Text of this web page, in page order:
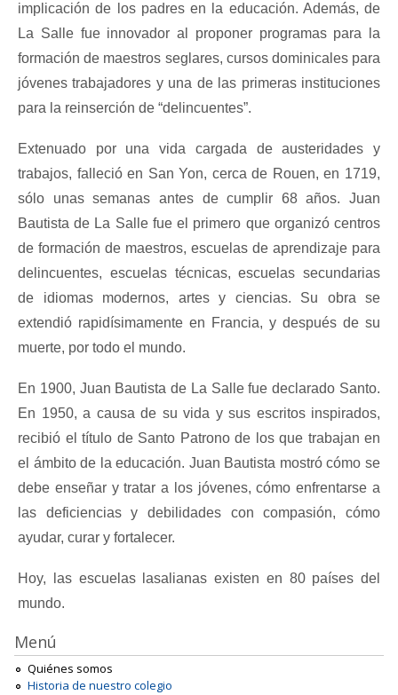
implicación de los padres en la educación. Además, de
La Salle fue innovador al proponer programas para la
formación de maestros seglares, cursos dominicales para
jóvenes trabajadores y una de las primeras instituciones
para la reinserción de “delincuentes”.
Extenuado por una vida cargada de austeridades y
trabajos, falleció en San Yon, cerca de Rouen, en 1719,
sólo unas semanas antes de cumplir 68 años. Juan
Bautista de La Salle fue el primero que organizó centros
de formación de maestros, escuelas de aprendizaje para
delincuentes, escuelas técnicas, escuelas secundarias
de idiomas modernos, artes y ciencias. Su obra se
extendió rapidísimamente en Francia, y después de su
muerte, por todo el mundo.
En 1900, Juan Bautista de La Salle fue declarado Santo.
En 1950, a causa de su vida y sus escritos inspirados,
recibió el título de Santo Patrono de los que trabajan en
el ámbito de la educación. Juan Bautista mostró cómo se
debe enseñar y tratar a los jóvenes, cómo enfrentarse a
las deficiencias y debilidades con compasión, cómo
ayudar, curar y fortalecer.
Hoy, las escuelas lasalianas existen en 80 países del
mundo.
Menú
Quiénes somos
Historia de nuestro colegio